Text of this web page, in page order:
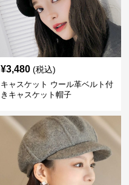
¥3,480 (税込)
キャスケット ウール革ベルト付
きキャスケット帽子